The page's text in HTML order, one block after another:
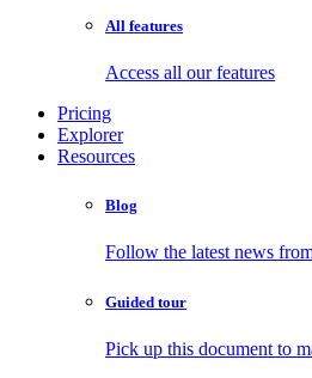
All features
Access all our features
Pricing
Explorer
Resources
Blog
Follow the latest news
Guided tour
Pick up this document to